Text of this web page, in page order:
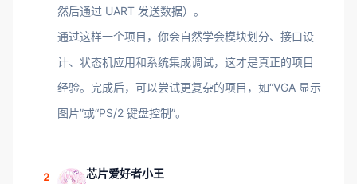
然后通过 UART 发送数据）。
通过这样一个项目，你会自然学会模块划分、接口设
计、状态机应用和系统集成调试，这才是真正的项目
经验。完成后，可以尝试更复杂的项目，如“VGA 显示
图片”或“PS/2 键盘控制”。
2 芯片爱好者小王